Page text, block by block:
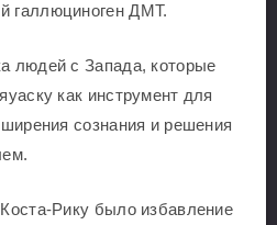
галлюциноген ДМТ.
людей с Запада, которые
как инструмент для
сознания и решения
Рику было избавление